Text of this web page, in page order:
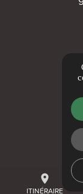
place
ITINÉRAIRE